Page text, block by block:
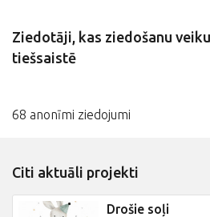
Ziedotāji, kas ziedošanu
tiešsaistē
68 anonīmi ziedojumi
Citi aktuāli projekti
Drošie soļi